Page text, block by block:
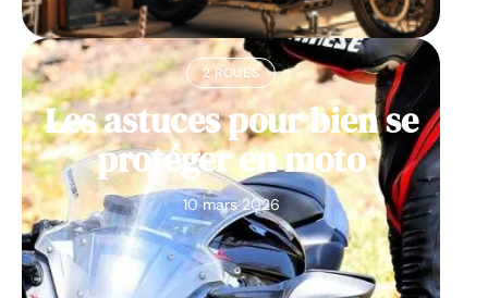
2 ROUES
Les astuces pour bien se
protéger en moto
10 mars 2026